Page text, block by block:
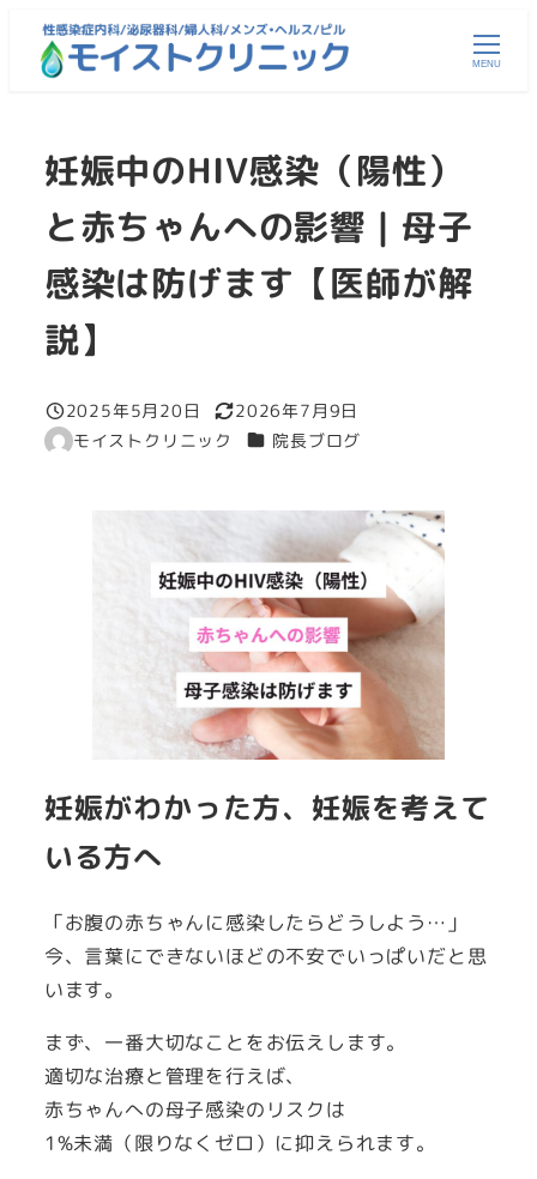
MENU
妊娠中のHIV感染（陽性）
と赤ちゃんへの影響｜母子
感染は防げます【医師が解
説】
投稿日
2025年5月20日
更新日
2026年7月9日
著
モイストクリニック カテゴリー
院長ブログ
妊娠がわかった方、妊娠を考えて
いる方へ
「お腹の赤ちゃんに感染したらどうしよう…」
今、言葉にできないほどの不安でいっぱいだと思
います。
まず、一番大切なことをお伝えします。
適切な治療と管理を行えば、
赤ちゃんへの母子感染のリスクは
1%未満（限りなくゼロ）に抑えられます。